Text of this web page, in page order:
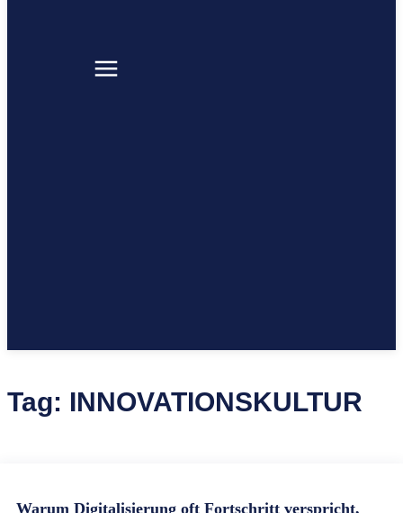
Tag: INNOVATIONSKULTUR
Warum Digitalisierung oft Fortschritt verspricht,